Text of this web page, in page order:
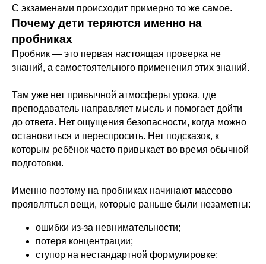
С экзаменами происходит примерно то же самое.
Почему дети теряются именно на
пробниках
Пробник — это первая настоящая проверка не
знаний, а самостоятельного применения этих знаний.
Там уже нет привычной атмосферы урока, где
преподаватель направляет мысль и помогает дойти
до ответа. Нет ощущения безопасности, когда можно
остановиться и переспросить. Нет подсказок, к
которым ребёнок часто привыкает во время обычной
подготовки.
Именно поэтому на пробниках начинают массово
проявляться вещи, которые раньше были незаметны:
ошибки из-за невнимательности;
потеря концентрации;
ступор на нестандартной формулировке;